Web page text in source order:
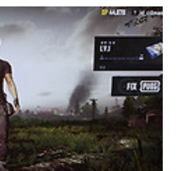
답성능에 HDMI 2.0포트와 DP
다양한 제품과 연결해서 사용할
C 포트가 있어서 연결을 해
서 시야각이 넓으면서도 풍부한
..